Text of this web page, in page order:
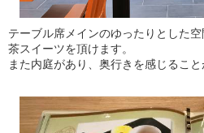
テーブル席メインのゆったりとした
茶スイーツを頂けます。
また内庭があり、奥行きを感じること